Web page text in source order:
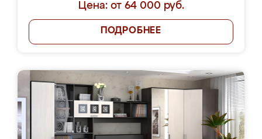
Цена: от 64 000 руб.
ПОДРОБНЕЕ